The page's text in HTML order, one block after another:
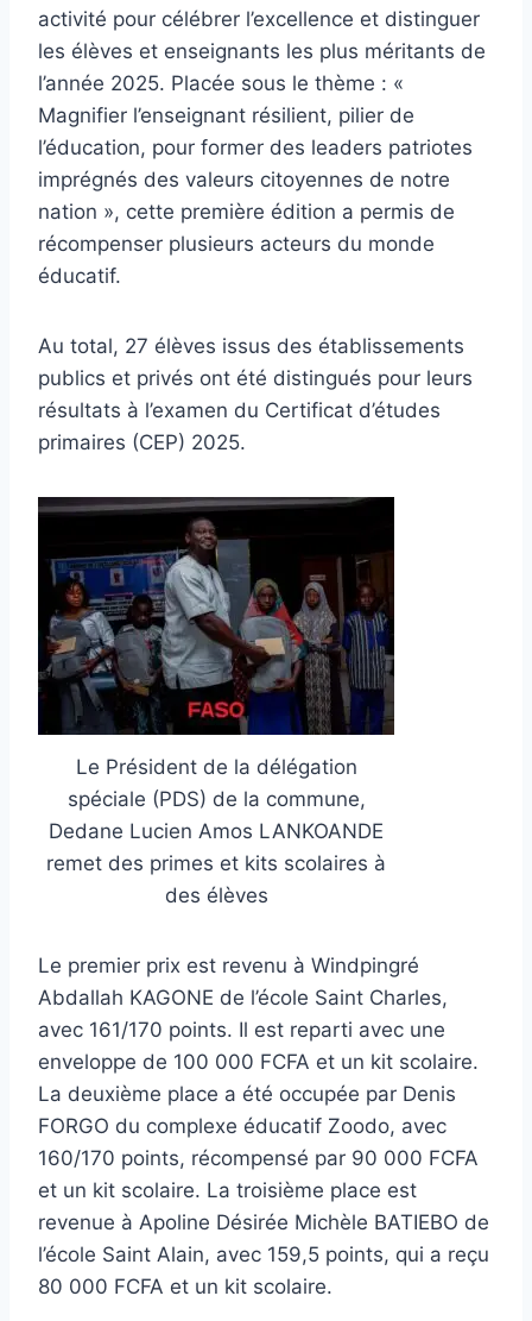
activité pour célébrer l’excellence et distinguer
les élèves et enseignants les plus méritants de
l’année 2025. Placée sous le thème : «
Magnifier l’enseignant résilient, pilier de
l’éducation, pour former des leaders patriotes
imprégnés des valeurs citoyennes de notre
nation », cette première édition a permis de
récompenser plusieurs acteurs du monde
éducatif.
Au total, 27 élèves issus des établissements
publics et privés ont été distingués pour leurs
résultats à l’examen du Certificat d’études
primaires (CEP) 2025.
Le Président de la délégation
spéciale (PDS) de la commune,
Dedane Lucien Amos LANKOANDE
remet des primes et kits scolaires à
des élèves
Le premier prix est revenu à Windpingré
Abdallah KAGONE de l’école Saint Charles,
avec 161/170 points. Il est reparti avec une
enveloppe de 100 000 FCFA et un kit scolaire.
La deuxième place a été occupée par Denis
FORGO du complexe éducatif Zoodo, avec
160/170 points, récompensé par 90 000 FCFA
et un kit scolaire. La troisième place est
revenue à Apoline Désirée Michèle BATIEBO de
l’école Saint Alain, avec 159,5 points, qui a reçu
80 000 FCFA et un kit scolaire.